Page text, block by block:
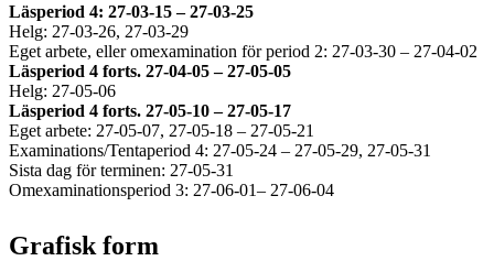
Läsperiod 4: 27-03-15 – 27-03-25
Helg: 27-03-26, 27-03-29
Eget arbete, eller omexamination för period 2: 27-03-30 – 27-04-02
Läsperiod 4 forts. 27-04-05 – 27-05-05
Helg: 27-05-06
Läsperiod 4 forts. 27-05-10 – 27-05-17
Eget arbete: 27-05-07, 27-05-18 – 27-05-21
Examinations/Tentaperiod 4: 27-05-24 – 27-05-29, 27-05-31
Sista dag för terminen: 27-05-31
Omexaminationsperiod 3: 27-06-01– 27-06-04
Grafisk form